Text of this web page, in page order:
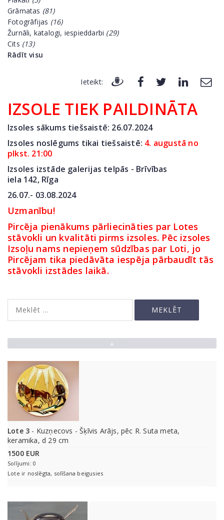
Grāmatas (81)
Fotogrāfijas (16)
Žurnāli, katalogi, iespieddarbi (29)
Cits (13)
Rādīt visu
Ieteikt:
IZSOLE TIEK PAILDINĀTA
Izsoles sākums tiešsaistē: 26.07.2024
Izsoles noslēgums tikai tiešsaistē: 4. augustā no
plkst. 21:00
Izsoles izstāde galerijas telpās - Brīvības
iela 142, Rīga
26.07.- 03.08.2024
Uzmanību!
Pircēja pienākums pārliecināties par Lotes
stāvokli un kvalitāti pirms izsoles. Pēc izsoles
Izsoļu nams nepieņem sūdzības par Loti, jo
Pircējam tika piedāvāta iespēja pārbaudīt tās
stāvokli izstādes laikā.
Lote 3 - Kuzņecovs - Šķīvis Arājs, pēc R. Suta meta,
keramika, d 29 cm
1500 EUR
Solījumi: 0
Lote ir noslēgta, solīšana beigusies